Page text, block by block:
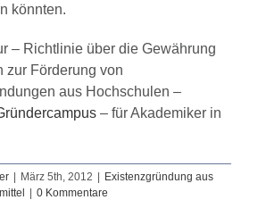
könnten.
– Richtlinie über die Gewährung
zur Förderung von
aus Hochschulen –
– für Akademiker in
| März 5th, 2012 | Existenzgründung aus
| 0 Kommentare